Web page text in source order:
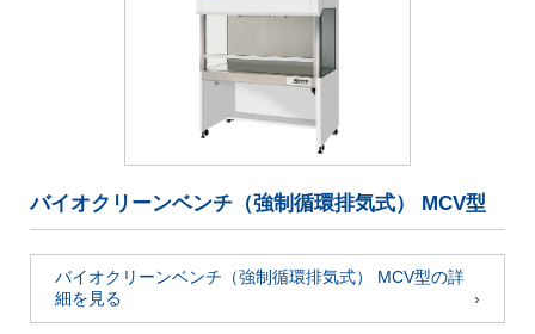
バイオクリーンベンチ（強制循環排気式） MCV型
バイオクリーンベンチ（強制循環排気式） MCV型の詳
細を見る